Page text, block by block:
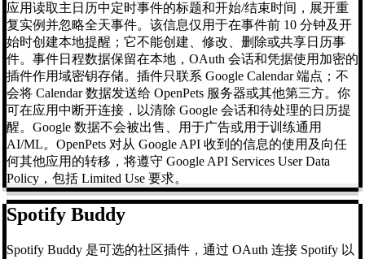
应用读取主日历中定时事件的标题和开始/结束时间，展开重
复实例并忽略全天事件。该信息仅用于在事件前 10 分钟及开
始时创建本地提醒；它不能创建、修改、删除或共享日历事
件。事件日程数据保留在本地，OAuth 会话和凭据使用加密的
插件作用域密钥存储。插件只联系 Google Calendar 端点；不
会将 Calendar 数据发送给 OpenPets 服务器或其他第三方。你
可在应用中断开连接，以清除 Google 会话和待处理的日历提
醒。Google 数据不会被出售、用于广告或用于训练通用
AI/ML。OpenPets 对从 Google API 收到的信息的使用及向任
何其他应用的转移，将遵守 Google API Services User Data
Policy，包括 Limited Use 要求。
Spotify Buddy
Spotify Buddy 是可选的社区插件，通过 OAuth 连接 Spotify 以